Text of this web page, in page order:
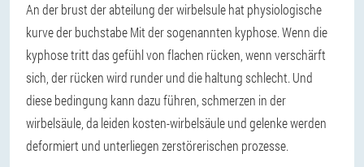
An der brust der abteilung der wirbelsule hat physiologische
kurve der buchstabe Mit der sogenannten kyphose. Wenn die
kyphose tritt das gefühl von flachen rücken, wenn verschärft
sich, der rücken wird runder und die haltung schlecht. Und
diese bedingung kann dazu führen, schmerzen in der
wirbelsäule, da leiden kosten-wirbelsäule und gelenke werden
deformiert und unterliegen zerstörerischen prozesse.